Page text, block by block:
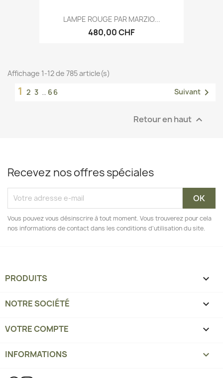
LAMPE ROUGE PAR MARZIO...
480,00 CHF
Affichage 1-12 de 785 article(s)
1 2 3 … 66 Suivant 
Retour en haut 
Recevez nos offres spéciales
Vous pouvez vous désinscrire à tout moment. Vous trouverez pour cela
nos informations de contact dans les conditions d'utilisation du site.
PRODUITS 
NOTRE SOCIÉTÉ 
VOTRE COMPTE 
INFORMATIONS keyboard_arrow_down